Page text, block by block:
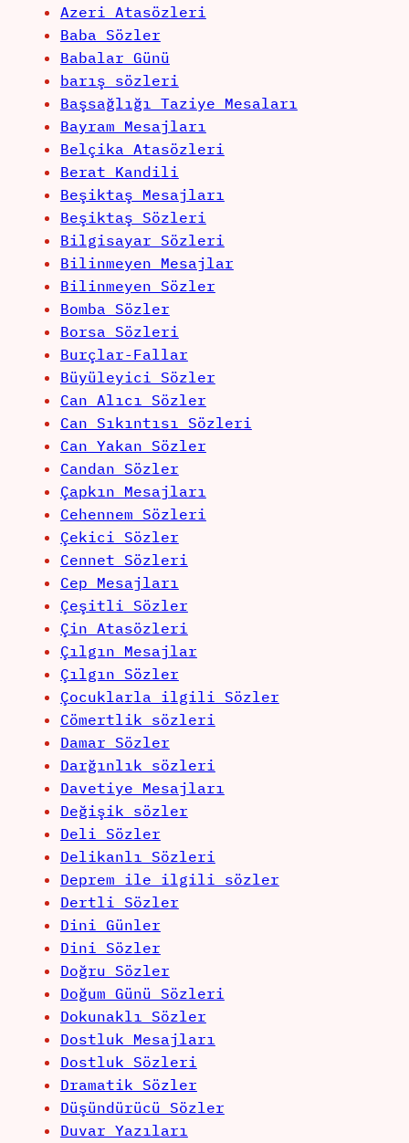
Azeri Atasözleri
Baba Sözler
Babalar Günü
barış sözleri
Başsağlığı Taziye Mesaları
Bayram Mesajları
Belçika Atasözleri
Berat Kandili
Beşiktaş Mesajları
Beşiktaş Sözleri
Bilgisayar Sözleri
Bilinmeyen Mesajlar
Bilinmeyen Sözler
Bomba Sözler
Borsa Sözleri
Burçlar-Fallar
Büyüleyici Sözler
Can Alıcı Sözler
Can Sıkıntısı Sözleri
Can Yakan Sözler
Candan Sözler
Çapkın Mesajları
Cehennem Sözleri
Çekici Sözler
Cennet Sözleri
Cep Mesajları
Çeşitli Sözler
Çin Atasözleri
Çılgın Mesajlar
Çılgın Sözler
Çocuklarla ilgili Sözler
Cömertlik sözleri
Damar Sözler
Darğınlık sözleri
Davetiye Mesajları
Değişik sözler
Deli Sözler
Delikanlı Sözleri
Deprem ile ilgili sözler
Dertli Sözler
Dini Günler
Dini Sözler
Doğru Sözler
Doğum Günü Sözleri
Dokunaklı Sözler
Dostluk Mesajları
Dostluk Sözleri
Dramatik Sözler
Düşündürücü Sözler
Duvar Yazıları